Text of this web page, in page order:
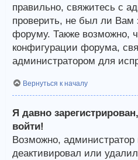
правильно, свяжитесь с
проверить, не был ли Вам
форуму. Также возможно,
конфигурации форума,
администратором для
Вернуться к началу
Я давно
войти!
Возможно, администратор
деактивировал или